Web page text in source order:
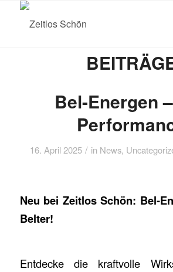
Bel-Energen
16. April 2025 / in News,
Neu bei Zeitlos Schön: Bel-
Belter!
Entdecke die kraftvolle